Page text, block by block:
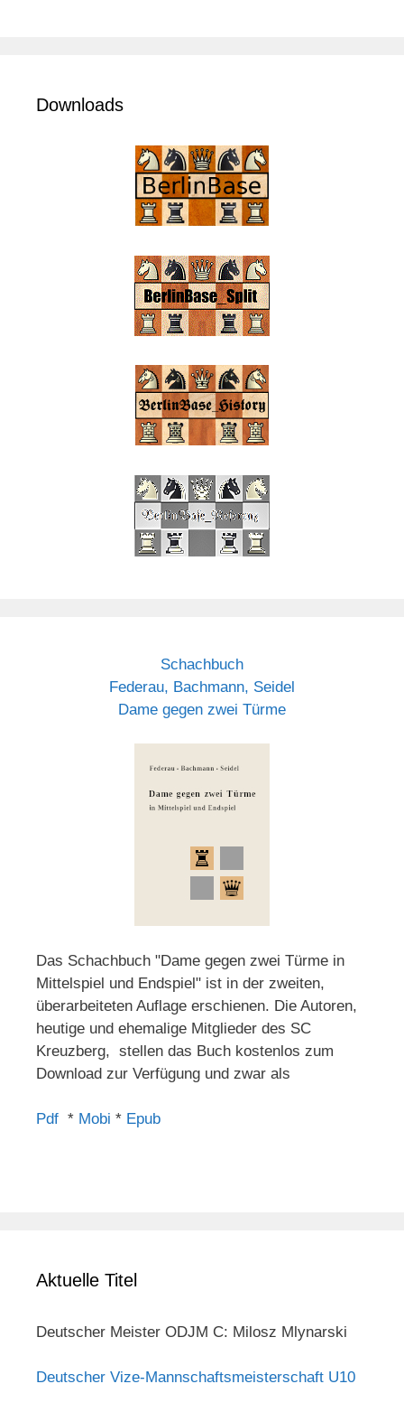
Downloads
Schachbuch
Federau, Bachmann, Seidel
Dame gegen zwei Türme
Das Schachbuch "Dame gegen zwei Türme in
Mittelspiel und Endspiel" ist in der zweiten,
überarbeiteten Auflage erschienen. Die Autoren,
heutige und ehemalige Mitglieder des SC
Kreuzberg, stellen das Buch kostenlos zum
Download zur Verfügung und zwar als
Pdf * Mobi * Epub
Aktuelle Titel
Deutscher Meister ODJM C: Milosz Mlynarski
Deutscher Vize-Mannschaftsmeisterschaft U10